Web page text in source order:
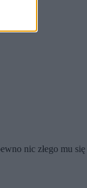
nic złego mu